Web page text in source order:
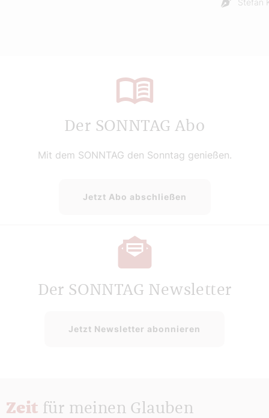
Stefan
Der SONNTAG Abo
Mit dem SONNTAG den Sonntag genießen.
Jetzt Abo abschließen
Der SONNTAG Newsletter
Jetzt Newsletter abonnieren
Zeit für meinen Glauben